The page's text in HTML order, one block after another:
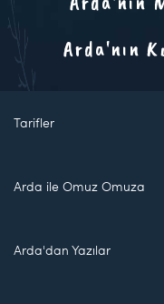
Arda'nın
Tarifler
Arda ile Omuz Omuza
Arda'dan Yazılar